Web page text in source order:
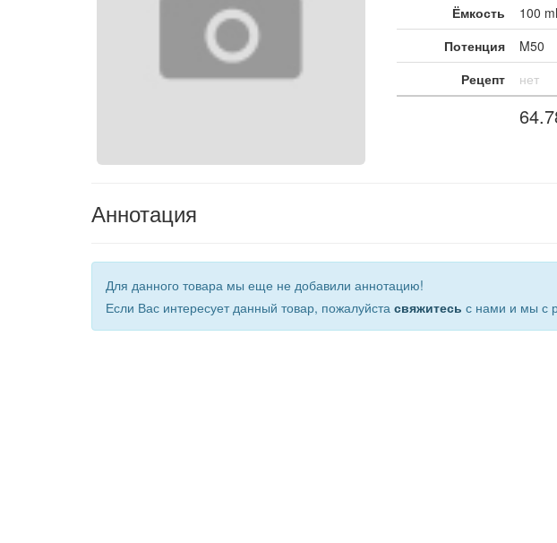
Ёмкость
100 ml
Потенция
M50
Рецепт
нет
Аннотация
Для данного товара мы еще не добавили аннотацию!
Если Вас интересует данный товар, пожалуйста свяжитесь с нами и мы с